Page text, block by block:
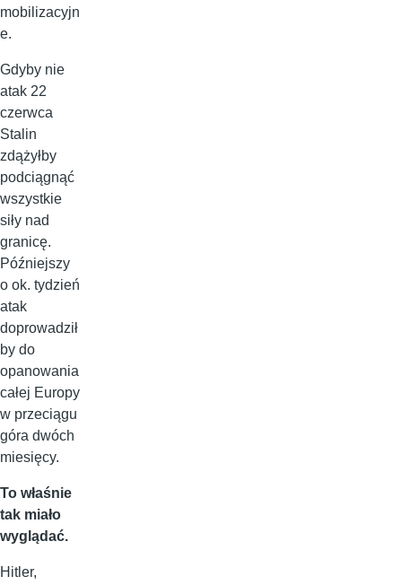
mobilizacyjn
e.
Gdyby nie
atak 22
czerwca
Stalin
zdążyłby
podciągnąć
wszystkie
siły nad
granicę.
Późniejszy
o ok. tydzień
atak
doprowadził
by do
opanowania
całej Europy
w przeciągu
góra dwóch
miesięcy.
To właśnie
tak miało
wyglądać.
Hitler,